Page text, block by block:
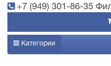
+7 (949) 301-86-35
Категории